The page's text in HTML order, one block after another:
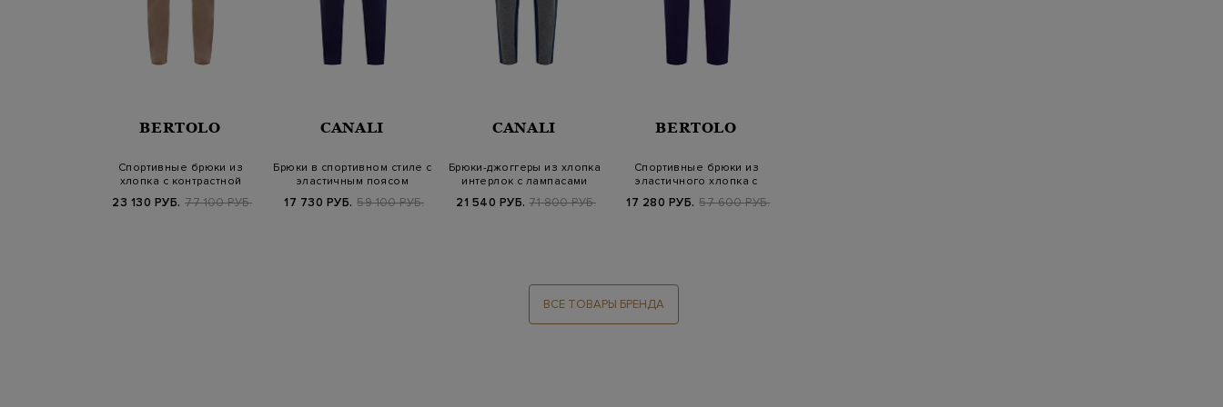
BERTOLO
Спортивные брюки из
хлопка с контрастной
23 130 РУБ. 77 100 РУБ.
CANALI
Брюки в спортивном стиле с
эластичным поясом
17 730 РУБ. 59 100 РУБ.
CANALI
Брюки-джоггеры из хлопка
интерлок с лампасами
21 540 РУБ. 71 800 РУБ.
BERTOLO
Спортивные брюки из
эластичного хлопка с
17 280 РУБ. 57 600 РУБ.
ВСЕ ТОВАРЫ БРЕНДА